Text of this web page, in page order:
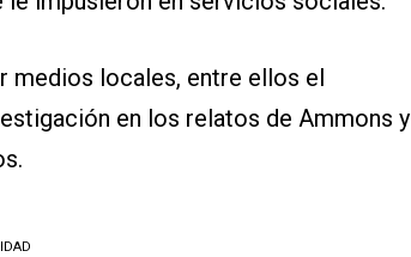
medios locales, entre ellos el
en los relatos de Ammons y